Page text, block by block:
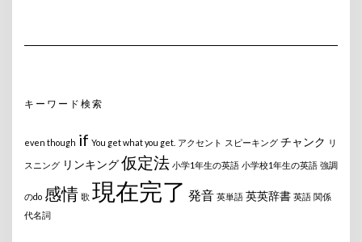
キーワード検索
even though if You get what you get. アクセント スピーキング チャンク リ
スニング リンキング仮定法 小学1年生の英語 小学校1年生の英語 強調
のdo 感情 歌 現在完了 発音 英単語 英英辞書 英語 関係
代名詞